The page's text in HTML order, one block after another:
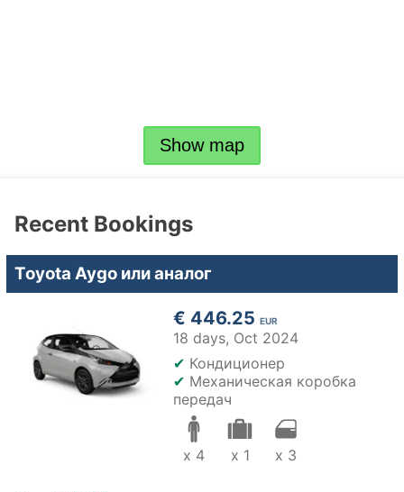
Show map
Recent Bookings
Toyota Aygo или аналог
€ 446.25 EUR
18 days, Oct 2024
✔ Кондиционер
✔ Механическая коробка
передач
x 4 x 1 x 3